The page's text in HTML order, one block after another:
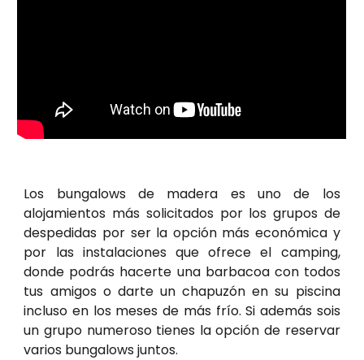
Los bungalows de madera es uno de los
alojamientos más solicitados por los grupos de
despedidas por ser la opción más económica y
por las instalaciones que ofrece el camping,
donde podrás hacerte una barbacoa con todos
tus amigos o darte un chapuzón en su piscina
incluso en los meses de más frío. Si además sois
un grupo numeroso tienes la opción de reservar
varios bungalows juntos.